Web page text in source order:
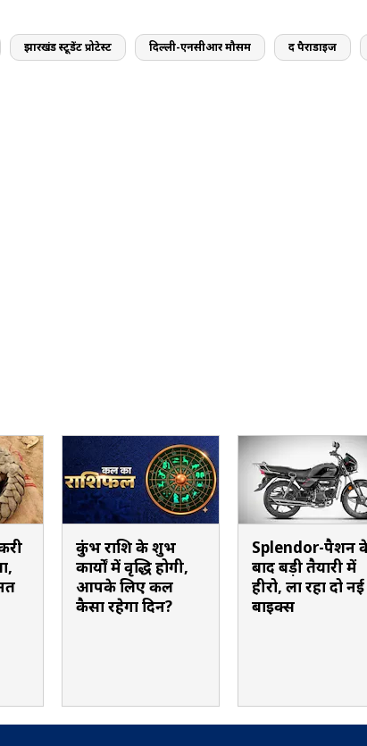
झारखंड स्टूडेंट प्रोटेस्ट दिल्ली-एनसीआर मौसम द पैराडाइज
कुंभ राशि के शुभ
कार्यों में वृद्धि होगी,
आपके लिए कल
कैसा रहेगा दिन?
Splendor-पैशन
बाद बड़ी तैयारी में
हीरो, ला रहा दो नई
बाइक्स